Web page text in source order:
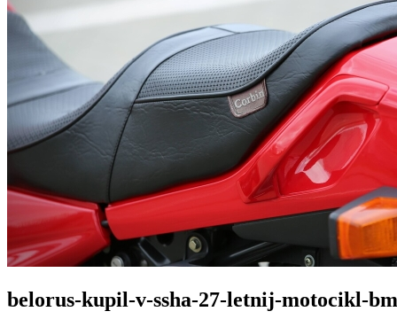
belorus-kupil-v-ssha-27-letnij-motocikl-